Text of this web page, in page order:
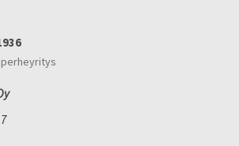
perheyritys